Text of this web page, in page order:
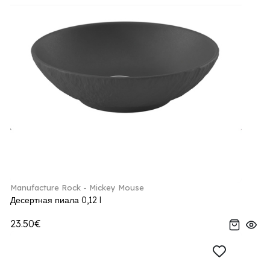
Manufacture Rock - Mickey Mouse
Десертная пиала 0,12 l
23.50€